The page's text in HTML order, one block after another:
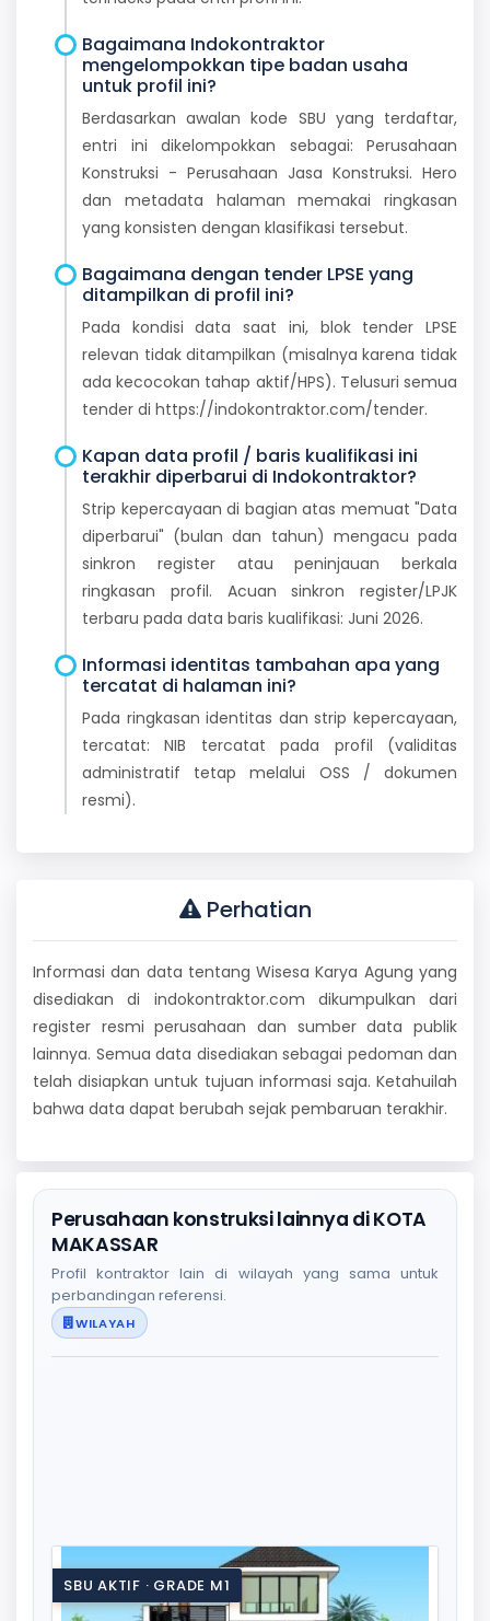
Bagaimana Indokontraktor
mengelompokkan tipe badan usaha
untuk profil ini?
Berdasarkan awalan kode SBU yang terdaftar,
entri ini dikelompokkan sebagai: Perusahaan
Konstruksi - Perusahaan Jasa Konstruksi. Hero
dan metadata halaman memakai ringkasan
yang konsisten dengan klasifikasi tersebut.
Bagaimana dengan tender LPSE yang
ditampilkan di profil ini?
Pada kondisi data saat ini, blok tender LPSE
relevan tidak ditampilkan (misalnya karena tidak
ada kecocokan tahap aktif/HPS). Telusuri semua
tender di https://indokontraktor.com/tender.
Kapan data profil / baris kualifikasi ini
terakhir diperbarui di Indokontraktor?
Strip kepercayaan di bagian atas memuat "Data
diperbarui" (bulan dan tahun) mengacu pada
sinkron register atau peninjauan berkala
ringkasan profil. Acuan sinkron register/LPJK
terbaru pada data baris kualifikasi: Juni 2026.
Informasi identitas tambahan apa yang
tercatat di halaman ini?
Pada ringkasan identitas dan strip kepercayaan,
tercatat: NIB tercatat pada profil (validitas
administratif tetap melalui OSS / dokumen
resmi).
Perhatian
Informasi dan data tentang Wisesa Karya Agung yang
disediakan di indokontraktor.com dikumpulkan dari
register resmi perusahaan dan sumber data publik
lainnya. Semua data disediakan sebagai pedoman dan
telah disiapkan untuk tujuan informasi saja. Ketahuilah
bahwa data dapat berubah sejak pembaruan terakhir.
Perusahaan konstruksi lainnya di KOTA
MAKASSAR
Profil kontraktor lain di wilayah yang sama untuk
perbandingan referensi.
WILAYAH
SBU AKTIF · GRADE M1